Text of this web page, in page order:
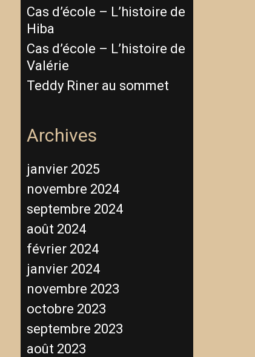
Cas d’école – L’histoire de
Hiba
Cas d’école – L’histoire de
Valérie
Teddy Riner au sommet
Archives
janvier 2025
novembre 2024
septembre 2024
août 2024
février 2024
janvier 2024
novembre 2023
octobre 2023
septembre 2023
août 2023